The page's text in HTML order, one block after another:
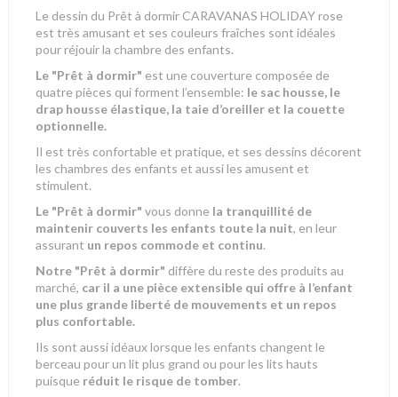
Le dessin du Prêt à dormir CARAVANAS HOLIDAY rose
est très amusant et ses couleurs fraîches sont idéales
pour réjouir la chambre des enfants.
Le "Prêt à dormir" est une couverture composée de
quatre pièces qui forment l’ensemble: le sac housse, le
drap housse élastique, la taie d’oreiller et la couette
optionnelle.
Il est très confortable et pratique, et ses dessins décorent
les chambres des enfants et aussi les amusent et
stimulent.
Le "Prêt à dormir" vous donne la tranquillité de
maintenir couverts les enfants toute la nuit, en leur
assurant un repos commode et continu.
Notre "Prêt à dormir" diffère du reste des produits au
marché, car il a une pièce extensible qui offre à l’enfant
une plus grande liberté de mouvements et un repos
plus confortable.
Ils sont aussi idéaux lorsque les enfants changent le
berceau pour un lit plus grand ou pour les lits hauts
puisque réduit le risque de tomber.